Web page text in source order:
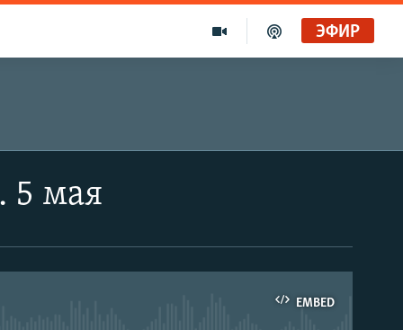
ЭФИР
5 мая
EMBED